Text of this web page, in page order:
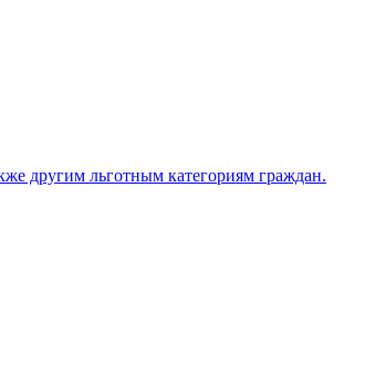
другим льготным категориям граждан.